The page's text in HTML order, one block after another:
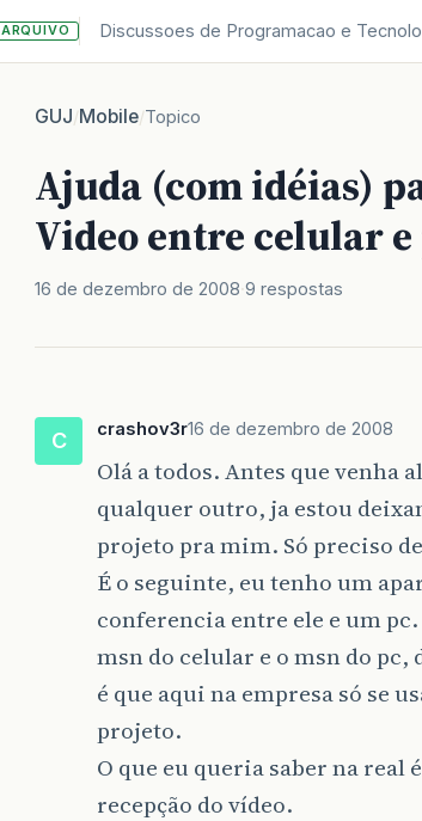
ARQUIVO Discussoes de Programacao e
GUJ/Mobile/Topico
Ajuda (com idéias)
Video entre celular e
16 de dezembro de 2008 9 respostas
C crashov3r16 de dezembro de 2008
Olá a todos. Antes que venha
qualquer outro, ja estou
projeto pra mim. Só preciso
É o seguinte, eu tenho um
conferencia entre ele e um
msn do celular e o msn do pc,
é que aqui na empresa só se
projeto.
O que eu queria saber na real
recepção do vídeo.